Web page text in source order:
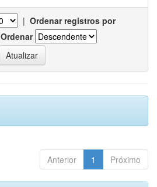
| Ordenar registros por
Ordenar
Anterior 1 Próximo